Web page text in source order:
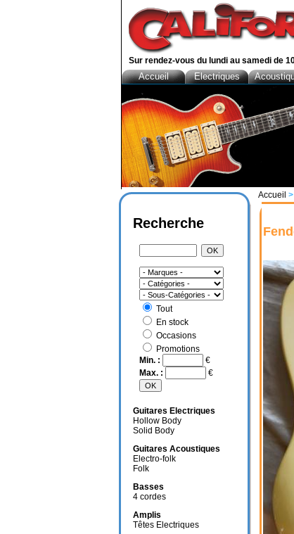
Accueil >
Recherche
Tout
En stock
Occasions
Promotions
Min. :
€
Max. :
€
Guitares Electriques
Hollow Body
Solid Body
Guitares Acoustiques
Electro-folk
Folk
Basses
4 cordes
Amplis
Têtes Electriques
Sur rendez-vous du lundi au samedi de
Accueil Electriques